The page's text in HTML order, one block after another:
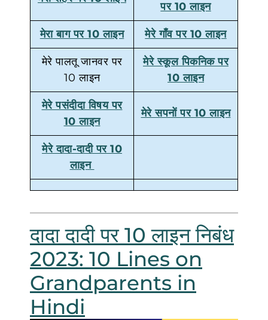
पर 10 लाइन
मेरा बाग पर 10 लाइन मेरे गाँव पर 10 लाइन
मेरे पालतू जानवर पर
10 लाइन
मेरे स्कूल पिकनिक पर
10 लाइन
मेरे पसंदीदा विषय पर
10 लाइन
मेरे सपनों पर 10 लाइन
मेरे दादा-दादी पर 10
लाइन
दादा दादी पर 10 लाइन निबंध
2023: 10 Lines on
Grandparents in
Hindi